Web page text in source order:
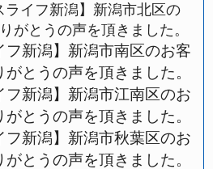
ライフ新潟】新潟市北区の
がとうの声を頂きました。
フ新潟】新潟市南区のお客
とうの声を頂きました。
フ新潟】新潟市江南区のお
とうの声を頂きました。
フ新潟】新潟市秋葉区のお
とうの声を頂きました。